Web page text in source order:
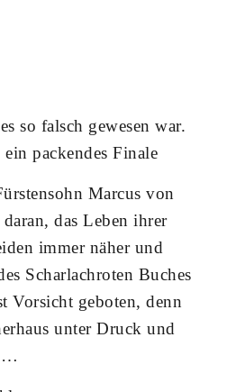
so falsch gewesen war.
packendes Finale
Marcus von
das Leben ihrer
immer näher und
Scharlachroten Buches
Vorsicht geboten, denn
unter Druck und
…